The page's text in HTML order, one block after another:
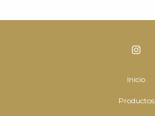
Inicio
Productos